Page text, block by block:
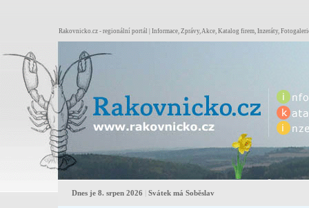
Rakovnicko.cz - regionální portál | Informace, Zprávy, Akce, Katalog firem, Inzeráty,
Dnes je 8. srpen 2026 Svátek má Soběslav